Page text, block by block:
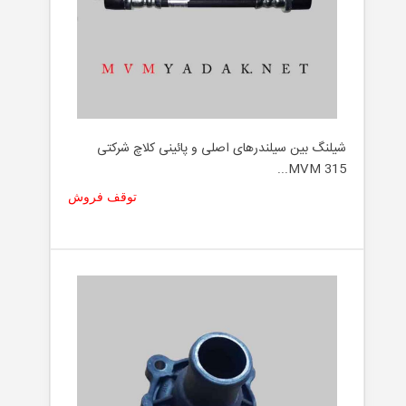
شیلنگ بین سیلندرهای اصلی و پائینی کلاچ شرکتی
MVM 315...
توقف فروش